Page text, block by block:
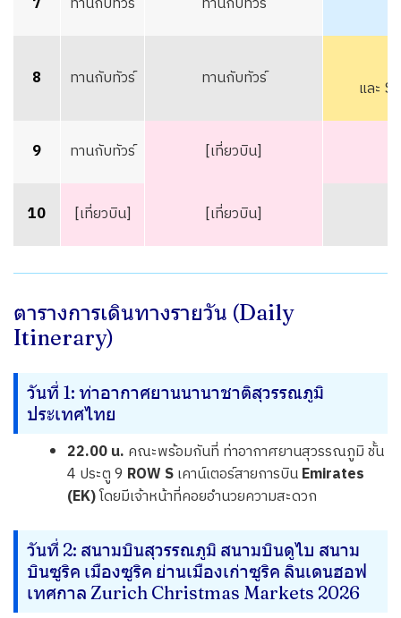
8 ทานกับทัวร์ ทานกับทัวร์ และ
9 ทานกับทัวร์ [เที่ยวบิน]
10 [เที่ยวบิน] [เที่ยวบิน]
ตารางการเดินทางรายวัน (Daily
Itinerary)
วันที่ 1: ท่าอากาศยานนานาชาติสุวรรณภูมิ
ประเทศไทย
22.00 น. คณะพร้อมกันที่ ท่าอากาศยานสุวรรณภูมิ ชั้น
4 ประตู 9 ROW Sเคาน์เตอร์สายการบินEmirates
(EK)โดยมีเจ้าหน้าที่คอยอำนวยความสะดวก
วันที่ 2: สนามบินสุวรรณภูมิ สนามบินดูไบ สนาม
บินซูริค เมืองซูริค ย่านเมืองเก่าซูริค ลินเดนฮอฟ
เทศกาล Zurich Christmas Markets 2026